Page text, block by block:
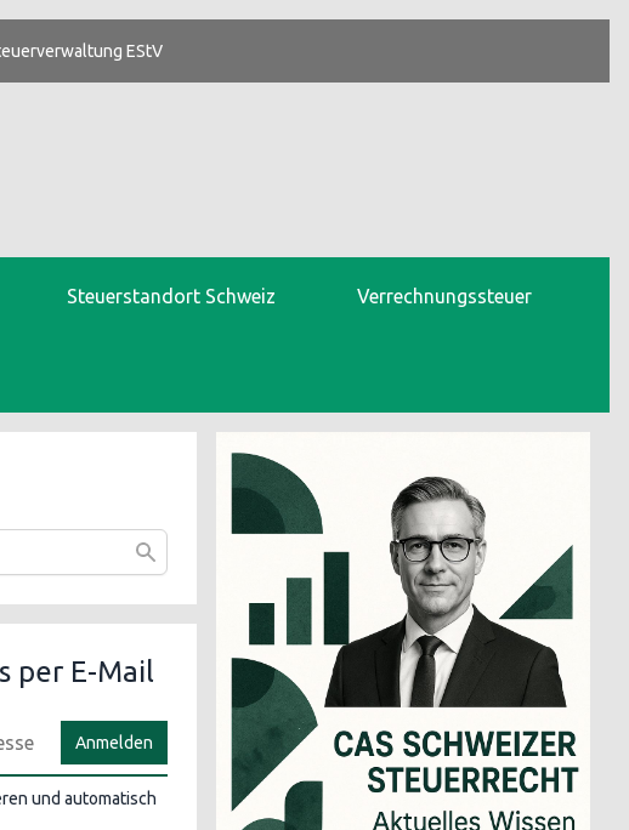
EStV
Steuerstandort Schweiz Verrechnungssteuer
per E-Mail
Anmelden
und automatisch